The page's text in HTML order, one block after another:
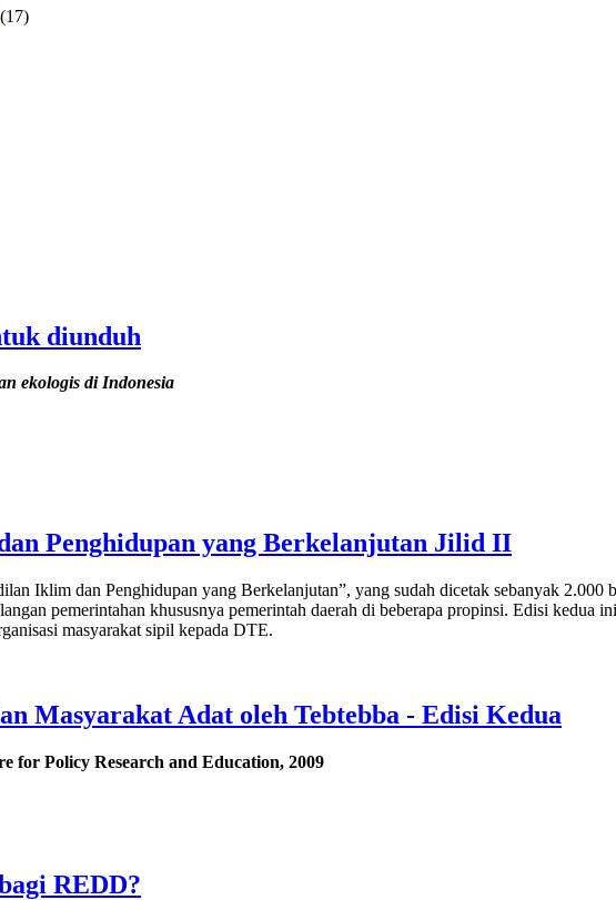
(17)
diunduh
ekologis di Indonesia
Penghidupan yang Berkelanjutan Jilid II
Iklim dan Penghidupan yang Berkelanjutan”, yang sudah dicetak sebanyak 2.000
pemerintahan khususnya pemerintah daerah di beberapa propinsi. Edisi kedua
masyarakat sipil kepada DTE.
Masyarakat Adat oleh Tebtebba - Edisi Kedua
for Policy Research and Education, 2009
REDD?